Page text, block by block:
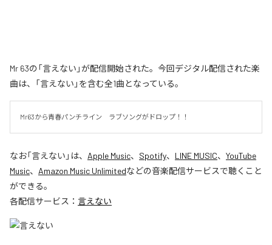
Mr 63の「言えない」が配信開始された。今回デジタル配信された楽
曲は、「言えない」を含む全1曲となっている。
Mr63から青春パンチライン　ラブソングがドロップ！！
なお「言えない 」は、 Apple Music、 Spotify、 LINE MUSIC、 YouTube
Music、 Amazon Music Unlimitedなどの音楽配信サービスで聴くこと
ができる。
各配信サービス： 言えない